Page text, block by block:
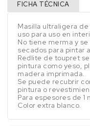
FICHA TÉCNICA
Masilla ultraligera
uso para uso en
No tiene merma y
secados para pintar
Redlite de toupret
pintura como yeso,
madera imprimada.
Se puede recubrir
pintura o
Para espesores de
Color extra blanco.